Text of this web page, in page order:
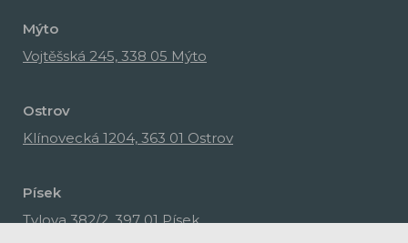
Mýto
Vojtěšská 245, 338 05 Mýto
Ostrov
Klínovecká 1204, 363 01 Ostrov
Písek
Tylova 382/2, 397 01 Písek